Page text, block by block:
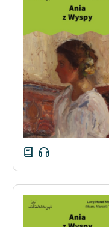
O projekcie
Zespół
Zasady wykorzystania
Wolnych Lektur
Logotypy
Materiały promocyjne
Polityka prywatności
Regulamin biblioteki